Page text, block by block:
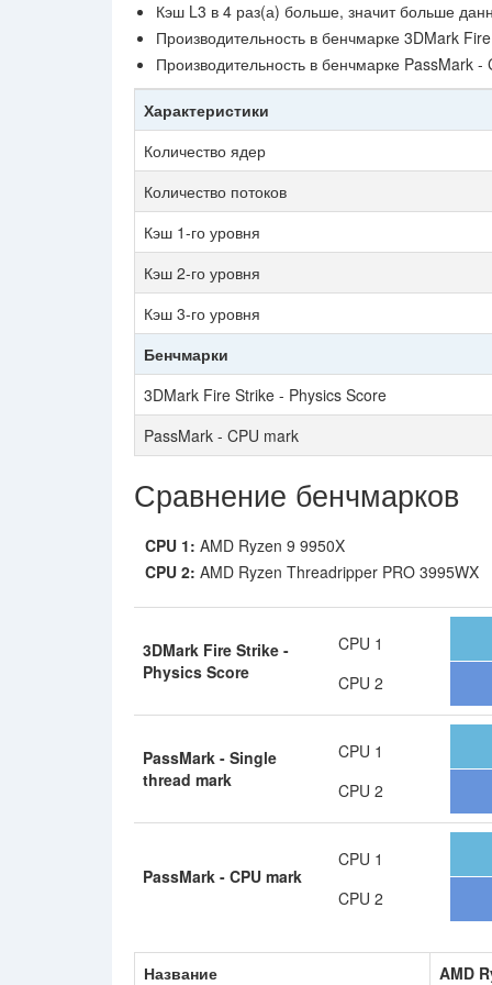
Кэш L3 в 4 раз(а) больше, значит больше
Производительность в бенчмарке 3DMark
Производительность в бенчмарке
Характеристики
Количество ядер
Количество потоков
Кэш 1-го уровня
Кэш 2-го уровня
Кэш 3-го уровня
Бенчмарки
3DMark Fire Strike - Physics Score
PassMark - CPU mark
Сравнение бенчмарков
CPU 1: AMD Ryzen 9 9950X
CPU 2: AMD Ryzen Threadripper PRO 3995WX
3DMark Fire Strike -
Physics Score
CPU 1
CPU 2
PassMark - Single
thread mark
CPU 1
CPU 2
PassMark - CPU mark
CPU 1
CPU 2
Название AMD